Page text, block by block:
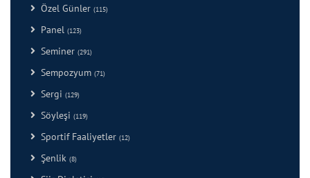
Özel Günler (115)
Panel (123)
Seminer (291)
Sempozyum (71)
Sergi (129)
Söyleşi (119)
Sportif Faaliyetler (12)
Şenlik (8)